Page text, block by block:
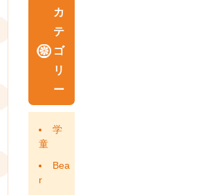
カ
テ
ゴ
リ
ー
学
童
Bea
r